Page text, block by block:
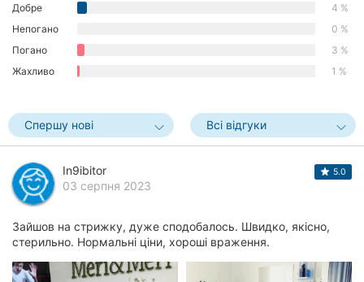
Івано-
Франківськ
Ужгород
Добре
4 %
Непогано
0 %
Погано
3 %
Жахливо
1 %
Спершу нові Всі відгуки
In9ibitor
03 серпня 2023
5.0
Зайшов на стрижку, дуже сподобалось. Швидко, якісно,
стерильно. Нормальні ціни, хороші враження.